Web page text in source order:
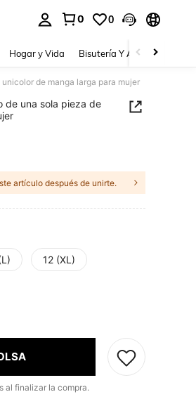
0 0
Hogar y Vida Bisutería Y Accesorios
de manga larga para mujer
de una sola pieza de
artículo después de unirte.
12 (XL)
al finalizar la compra.